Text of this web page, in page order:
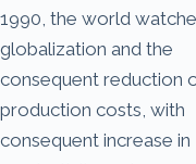
1990, the world
globalization and the
consequent reduction
production costs, with
consequent increase in